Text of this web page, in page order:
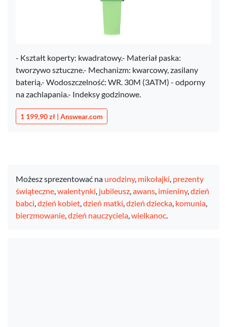
- Kształt koperty: kwadratowy.- Materiał paska:
tworzywo sztuczne.- Mechanizm: kwarcowy, zasilany
baterią.- Wodoszczelność: WR. 30M (3ATM) - odporny
na zachlapania.- Indeksy godzinowe.
1 199,90 zł | Answear.com
Możesz sprezentować na urodziny, mikołajki, prezenty
świąteczne,walentynki, jubileusz,awans, imieniny,dzień
babci,dzień kobiet,dzień matki,dzień dziecka, komunia,
bierzmowanie,dzień nauczyciela,wielkanoc.